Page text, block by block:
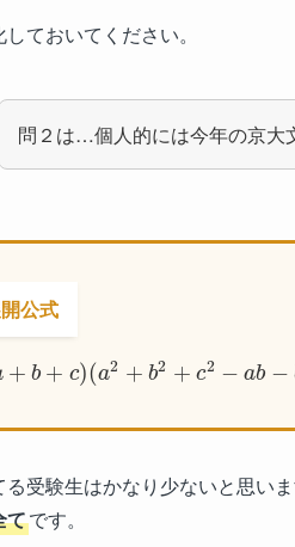
ておいてください。
問２は…個人的には今年の京大
公式
+ b + c)(a2 + b2 + c2 − ab −
る受験生はかなり少ないと思い
てです。